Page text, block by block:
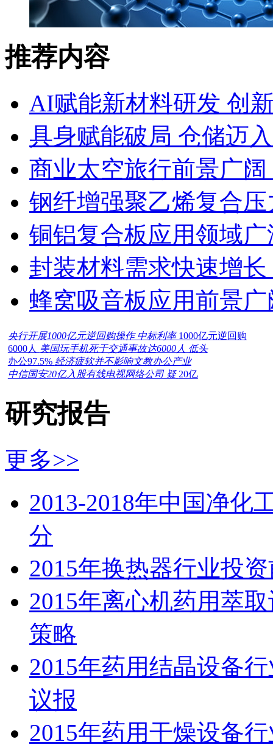
推荐内容
AI赋能新材料研发 创
具身赋能破局 仓储迈
商业太空旅行前景广
钢纤增强聚乙烯复合
铜铝复合板应用领域
封装材料需求快速增
蜂窝吸音板应用前景
央行开展1000亿元逆回购操作 中标利率 1000亿元逆回购
6000人 美国玩手机死于交通事故达6000人 低头
办公97.5% 经济疲软并不影响文教办公产业
中信国安20亿入股有线电视网络公司 疑 20亿
研究报告
更多>>
2013-2018年中国净化
分
2015年换热器行业投
2015年离心机药用萃
策略
2015年药用结晶设备
议报
2015年药用干燥设备